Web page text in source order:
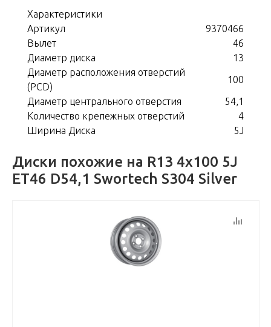
Характеристики
Артикул
9370466
Вылет
46
Диаметр диска
13
Диаметр расположения отверстий
(PCD)
100
Диаметр центрального отверстия
54,1
Количество крепежных отверстий
4
Ширина Диска
5J
Диски похожие на R13 4x100 5J
ET46 D54,1 Swortech S304 Silver